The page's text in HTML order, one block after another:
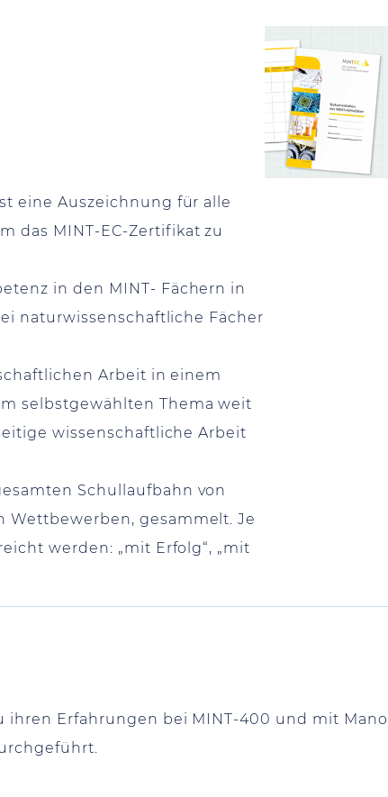
eine Auszeichnung für alle
das MINT-EC-Zertifikat zu
in den MINT- Fächern in
naturwissenschaftliche Fächer
Arbeit in einem
selbstgewählten Thema weit
wissenschaftliche Arbeit
Schullaufbahn von
Wettbewerben, gesammelt. Je
werden: „mit Erfolg“, „mit
Erfahrungen bei MINT-400 und mit